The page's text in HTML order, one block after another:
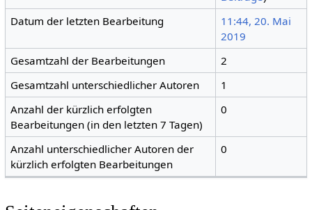
Datum der letzten Bearbeitung
11:44, 20. Mai
2019
Gesamtzahl der Bearbeitungen
2
Gesamtzahl unterschiedlicher Autoren
1
Anzahl der kürzlich erfolgten
Bearbeitungen (in den letzten 7 Tagen)
0
Anzahl unterschiedlicher Autoren der
kürzlich erfolgten Bearbeitungen
0